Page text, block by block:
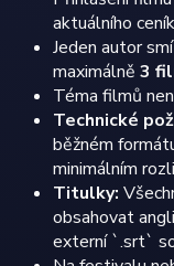
aktuálního
Jeden autor
maximálně 3
Téma filmů
Technické
běžném
minimálním
Titulky:
obsahovat
externí `.srt`